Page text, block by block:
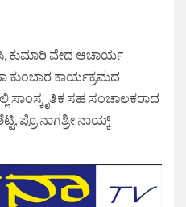
ಕುಮಾರಿ ವೇದ ಆಚಾರ್ಯ
ಕುಂಬಾರ ಕಾರ್ಯಕ್ರಮದ
ಸಾಂಸ್ಕೃತಿಕ ಸಹ ಸಂಚಾಲಕರಾದ
ಪ್ರೊ ನಾಗಶ್ರೀ ನಾಯ್ಕ್